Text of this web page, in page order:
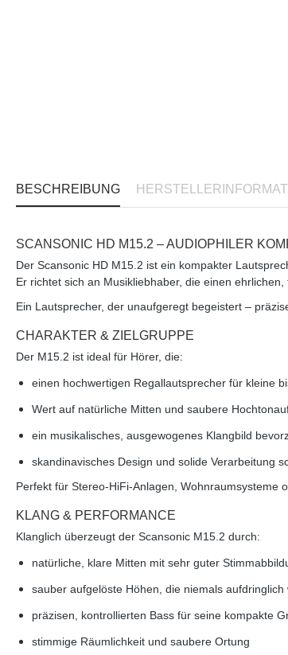
BESCHREIBUNG
SCANSONIC HD M15.2 – AUDIOPHILER
Der Scansonic HD M15.2 ist ein kompakter
Er richtet sich an Musikliebhaber, die einen
Ein Lautsprecher, der unaufgeregt begeistert –
CHARAKTER & ZIELGRUPPE
Der M15.2 ist ideal für Hörer, die:
einen hochwertigen Regallautsprecher für kleine
Wert auf natürliche Mitten und saubere
ein musikalisches, ausgewogenes Klangbild
skandinavisches Design und solide Verarbeitung
Perfekt für Stereo-HiFi-Anlagen, Wohnraumsysteme
KLANG & PERFORMANCE
Klanglich überzeugt der Scansonic M15.2 durch:
natürliche, klare Mitten mit sehr guter
sauber aufgelöste Höhen, die niemals aufdringlich
präzisen, kontrollierten Bass für seine kompakte
stimmige Räumlichkeit und saubere Ortung